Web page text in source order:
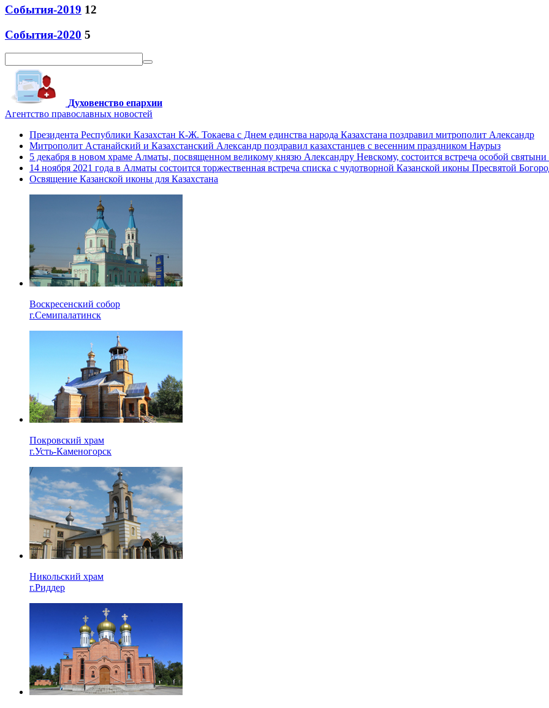
События-2019 12
События-2020 5
Духовенство епархии
Агентство православных новостей
Президента Республики Казахстан К-Ж. Токаева с Днем единства народа Казахстана поздравил митрополит Александр
Митрополит Астанайский и Казахстанский Александр поздравил казахстанцев с весенним праздником Наурыз
5 декабря в новом храме Алматы, посвященном великому князю Александру Невскому, состоится встреча особой
14 ноября 2021 года в Алматы состоится торжественная встреча списка с чудотворной Казанской иконы Пресвятой
Освящение Казанской иконы для Казахстана
Воскресенский собор
г.Семипалатинск
Покровский храм
г.Усть-Каменогорск
Никольский храм
г.Риддер